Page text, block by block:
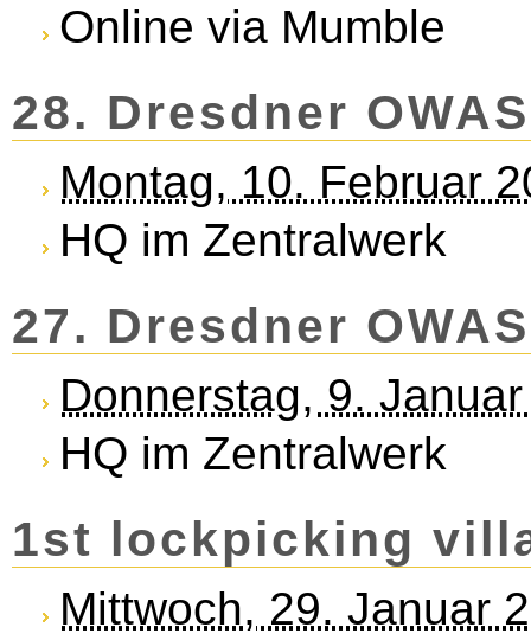
Online via Mumble
28. Dresdner
Montag, 10. Februar
HQ im Zentralwerk
27. Dresdner
Donnerstag, 9.
HQ im Zentralwerk
1st lockpicking
Mittwoch, 29. Januar